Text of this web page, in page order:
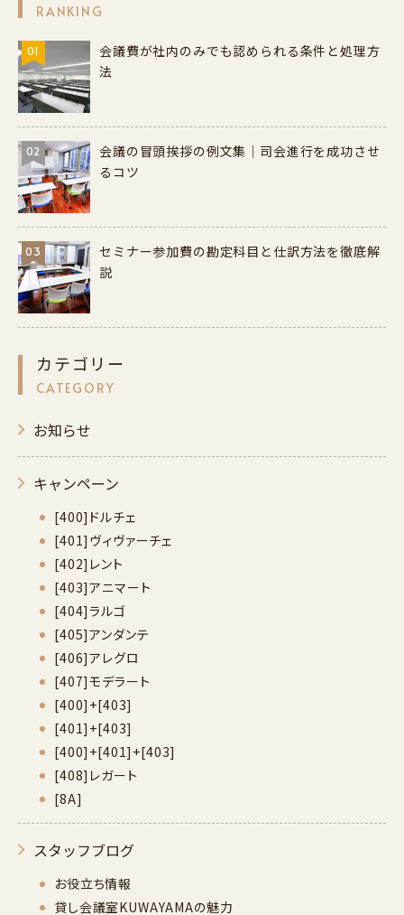
RANKING
01
会議費が社内のみでも認められる条件と処理方
法
02
会議の冒頭挨拶の例文集｜司会進行を成功させ
るコツ
03
セミナー参加費の勘定科目と仕訳方法を徹底解
説
カテゴリー
CATEGORY
お知らせ
キャンペーン
[400]ドルチェ
[401]ヴィヴァーチェ
[402]レント
[403]アニマート
[404]ラルゴ
[405]アンダンテ
[406]アレグロ
[407]モデラート
[400]+[403]
[401]+[403]
[400]+[401]+[403]
[408]レガート
[8A]
スタッフブログ
お役立ち情報
貸し会議室KUWAYAMAの魅力